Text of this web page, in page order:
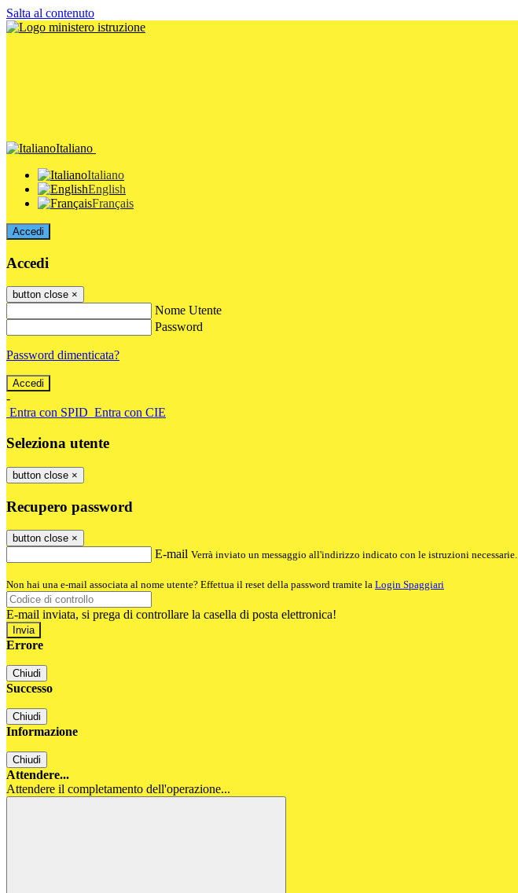
Salta al contenuto
Italiano
Italiano
English
Français
Accedi
Accedi
button close ×
Nome Utente
Password
Password dimenticata?
-
Entra con SPID Entra con CIE
Seleziona utente
button close ×
Recupero password
button close ×
E-mail Verrà inviato un messaggio all'indirizzo indicato con le istruzioni necessarie.
Non hai una e-mail associata al nome utente? Effettua il reset della password tramite la Login Spaggiari
E-mail inviata, si prega di controllare la casella di posta elettronica!
Errore
Chiudi
Successo
Chiudi
Informazione
Chiudi
Attendere...
Attendere il completamento dell'operazione...